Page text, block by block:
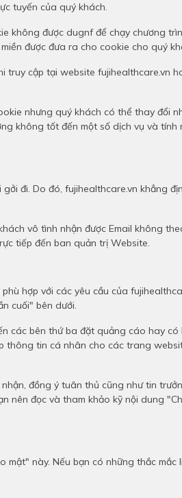
tuyến của quý khách.
không được dugnf để chạy chương
được đưa ra cho cookie cho quý
cập tại website fujihealthcare.vn
nhưng quý khách có thể thay đổi
không tốt đến một số dịch vụ và
đi. Do đó, fujihealthcare.vn khẳng
vô tình nhận được Email không
tiếp đến ban quản trị Website.
hợp với các yêu cầu của
cuối" bên dưới.
bên thứ ba đặt quảng cáo hay có
tin cá nhân cho các trang
đồng ý tuân thủ cũng như tin
đọc và tham khảo kỹ nội dung
này. Nếu bạn có những thắc